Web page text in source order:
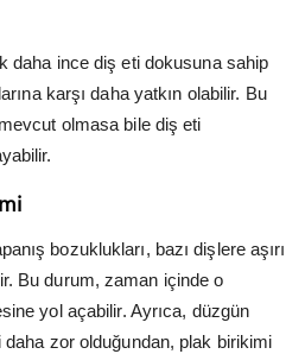
daha ince diş eti dokusuna sahip
karşı daha yatkın olabilir. Bu
olmasa bile diş eti
bozuklukları, bazı dişlere aşırı
Bu durum, zaman içinde o
yol açabilir. Ayrıca, düzgün
zor olduğundan, plak birikimi